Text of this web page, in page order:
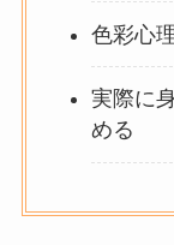
色彩心
実際に
める